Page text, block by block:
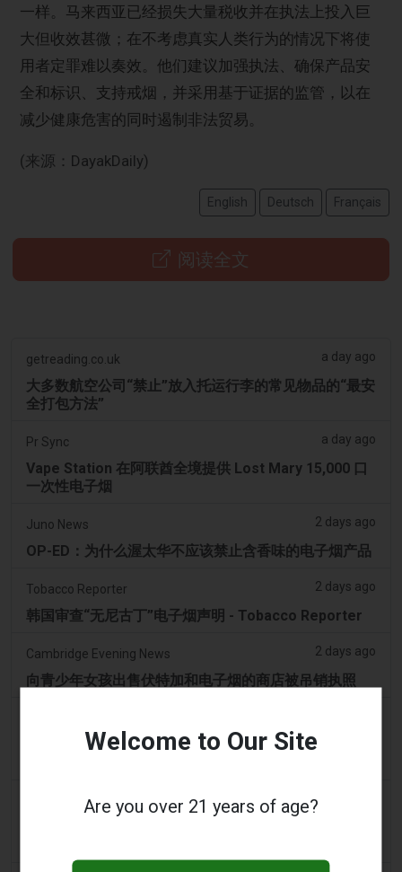
一样。马来西亚已经损失大量税收并在执法上投入巨
大但收效甚微；在不考虑真实人类行为的情况下将使
用者定罪难以奏效。他们建议加强执法、确保产品安
全和标识、支持戒烟，并采用基于证据的监管，以在
减少健康危害的同时遏制非法贸易。
(来源：DayakDaily)
English Deutsch Français
阅读全文
getreading.co.uk a day ago
大多数航空公司“禁止”放入托运行李的常见物品的“最安
全打包方法”
Pr Sync a day ago
Vape Station 在阿联酋全境提供 Lost Mary 15,000 口
一次性电子烟
Juno News 2 days ago
OP-ED：为什么渥太华不应该禁止含香味的电子烟产品
Tobacco Reporter 2 days ago
韩国审查“无尼古丁”电子烟声明 - Tobacco Reporter
Cambridge Evening News 2 days ago
向青少年女孩出售伏特加和电子烟的商店被吊销执照
青少年因涉嫌虐待动物被起诉，视频显示他们强迫将
3 days ago
Welcome to Our Site
Are you over 21 years of age?